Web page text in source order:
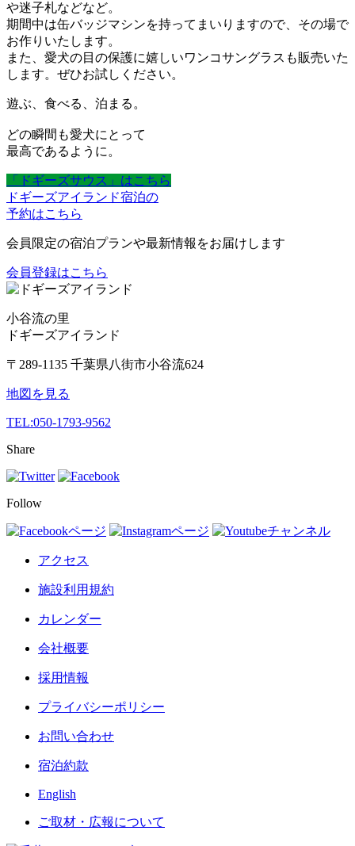
や迷子札などなど。
期間中は缶バッジマシンを持ってまいりますので、その場で
お作りいたします。
また、愛犬の目の保護に嬉しいワンコサングラスも販売いた
します。ぜひお試しください。
遊ぶ、食べる、泊まる。
どの瞬間も愛犬にとって
最高であるように。
「ドギーズサウス」はこちら
ドギーズアイランド宿泊の
予約はこちら
会員限定の宿泊プランや最新情報をお届けします
会員登録はこちら
小谷流の里
ドギーズアイランド
〒289-1135 千葉県八街市小谷流624
地図を見る
TEL:050-1793-9562
Share
Follow
アクセス
施設利用規約
カレンダー
会社概要
採用情報
プライバシーポリシー
お問い合わせ
宿泊約款
English
ご取材・広報について